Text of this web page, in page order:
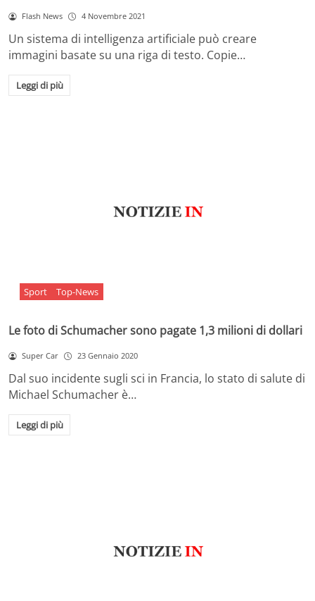
Flash News 4 Novembre 2021
Un sistema di intelligenza artificiale può creare
immagini basate su una riga di testo. Copie…
Leggi di più
Sport Top-News
Le foto di Schumacher sono pagate 1,3 milioni di dollari
Super Car 23 Gennaio 2020
Dal suo incidente sugli sci in Francia, lo stato di salute di
Michael Schumacher è…
Leggi di più